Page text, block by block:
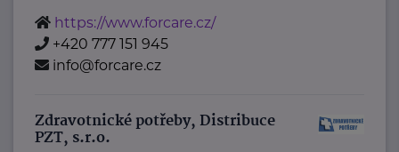
https://www.forcare.cz/
+420 777 151 945
info@forcare.cz
Zdravotnické potřeby, Distribuce
PZT, s.r.o.